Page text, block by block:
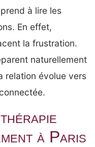
à lire les
En effet,
la frustration.
naturellement
relation évolue vers
à Paris